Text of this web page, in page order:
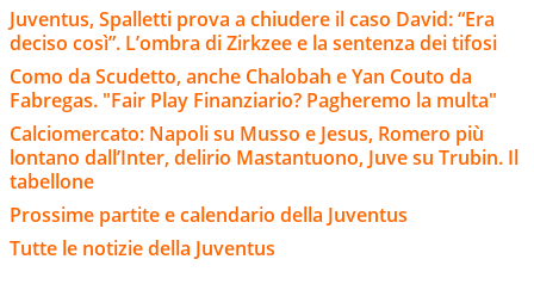
Juventus, Spalletti prova a chiudere il caso David: “Era
deciso così”. L’ombra di Zirkzee e la sentenza dei tifosi
Como da Scudetto, anche Chalobah e Yan Couto da
Fabregas. "Fair Play Finanziario? Pagheremo la multa"
Calciomercato: Napoli su Musso e Jesus, Romero più
lontano dall’Inter, delirio Mastantuono, Juve su Trubin. Il
tabellone
Prossime partite e calendario della Juventus
Tutte le notizie della Juventus